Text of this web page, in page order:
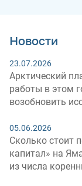
Новости
23.07.2026
Арктический
работы в этом
возобновить
05.06.2026
Сколько стоит
капитал» на
из числа